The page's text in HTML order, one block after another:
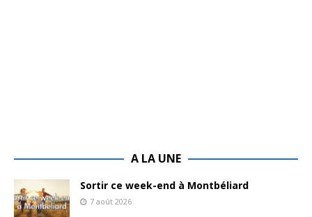
A LA UNE
Sortir ce week-end à Montbéliard
7 août 2026